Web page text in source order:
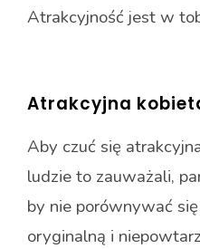
Atrakcyjność jest w
Atrakcyjna
Aby czuć się
ludzie to zauważali,
by nie porównywać
oryginalną i